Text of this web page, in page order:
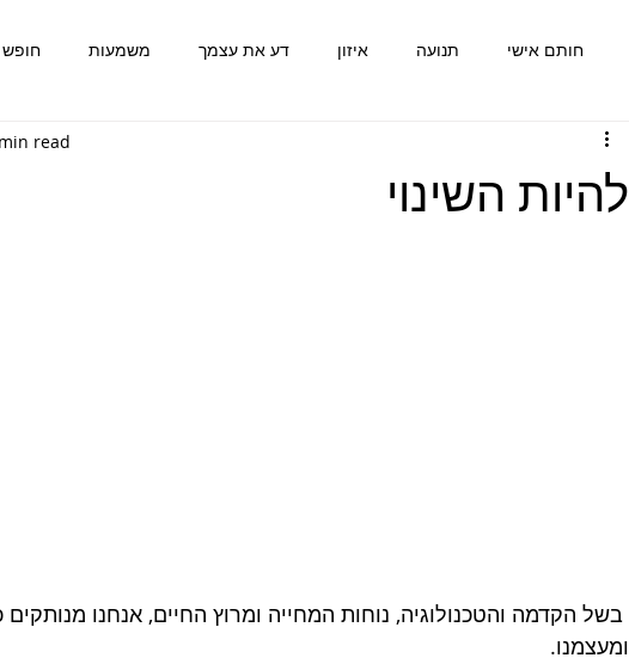
חופש משמעות דע את עצמך איזון תנועה חותם אישי
דע את עצמך חותם אישי
להיות השינוי
read
בשל הקדמה והטכנולוגיה, נוחות המחייה ומרוץ החיים, אנחנו
ומעצמנו.